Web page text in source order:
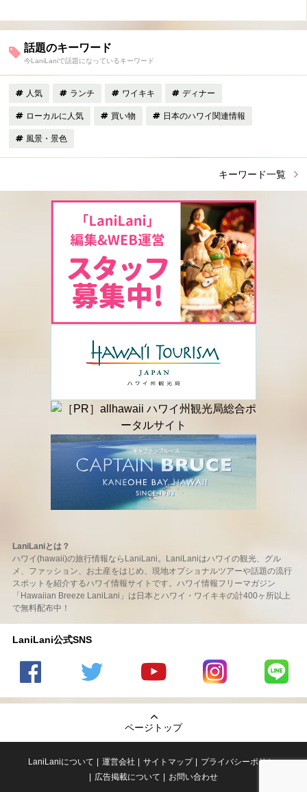
話題のキーワード
今LaniLaniで話題になっているキーワード
人気 ランチ ワイキキ ディナー
ローカルに人気 買い物 日本のハワイ関連情報
風景・景色
キーワード一覧
LaniLaniとは？
ハワイ(hawaii)の旅行情報ならLaniLani。LaniLaniはハワイの観光、グル
メ、ファッション、お土産をはじめ、現地オプショナルツアーや話題の流行
スポットを紹介するハワイ情報サイトです。ハワイ情報フリーマガジン
「Hawaiian Breeze LaniLani」は日本とハワイ・ワイキキの計400ヶ所以上
で無料配布中！
LaniLani公式SNS
の
のtwitter
の
Youtube
チャンネ
LaniLani
LaniLani
ページトップ
LaniLaniについて 運営会社 サイトマップ
プライバシーポリシー
広告掲載について
お問い合わせ